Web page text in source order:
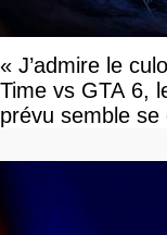
« J’admire le
Time vs GTA 6,
prévu semble se